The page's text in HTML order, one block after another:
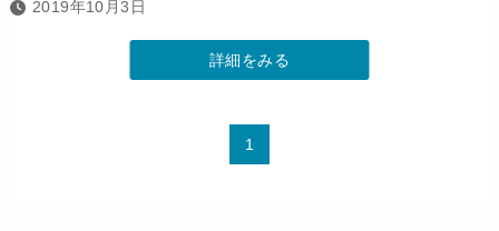
2019年10月3日
詳細をみる
1